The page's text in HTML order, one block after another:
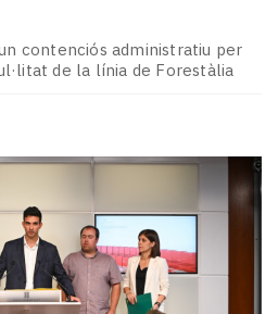
contenciós administratiu per
de la línia de Forestàlia